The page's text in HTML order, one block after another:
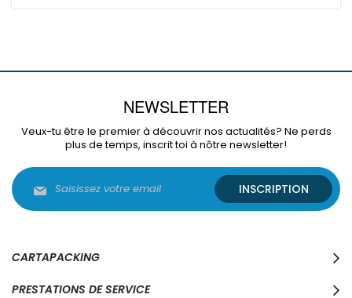
NEWSLETTER
Veux-tu être le premier à découvrir nos actualités? Ne perds
plus de temps, inscrit toi à nôtre newsletter!
à
notre
INSCRIPTION
CARTAPACKING
PRESTATIONS DE SERVICE